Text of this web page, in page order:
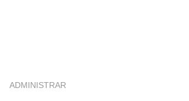
ADMINISTRAR